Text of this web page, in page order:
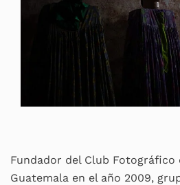
Fundador del Club Fotográfico
Guatemala en el año 2009,